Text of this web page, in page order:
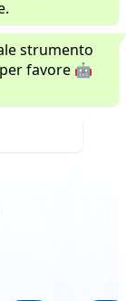
strumento
favore 🤖